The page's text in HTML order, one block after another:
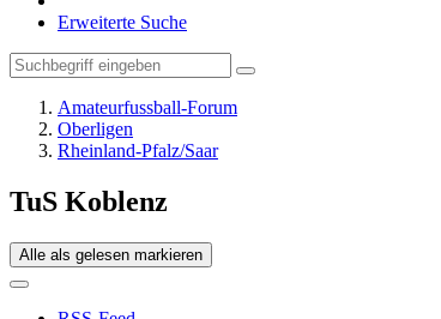
Erweiterte Suche
Amateurfussball-Forum
Oberligen
Rheinland-Pfalz/Saar
TuS Koblenz
Alle als gelesen markieren